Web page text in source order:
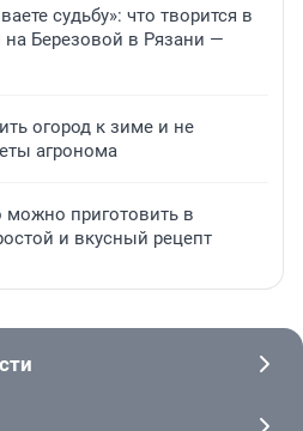
судьбу»: что творится в
Березовой в Рязани —
огород к зиме и не
агронома
можно приготовить в
и вкусный рецепт